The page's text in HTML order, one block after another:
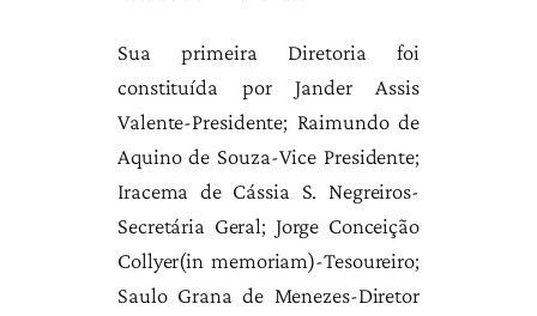
Sua primeira Diretoria foi
constituída por Jander Assis
Valente-Presidente; Raimundo de
Aquino de Souza-Vice Presidente;
Iracema de Cássia S. Negreiros-
Secretária Geral; Jorge Conceição
Collyer(in memoriam)-Tesoureiro;
Saulo Grana de Menezes-Diretor